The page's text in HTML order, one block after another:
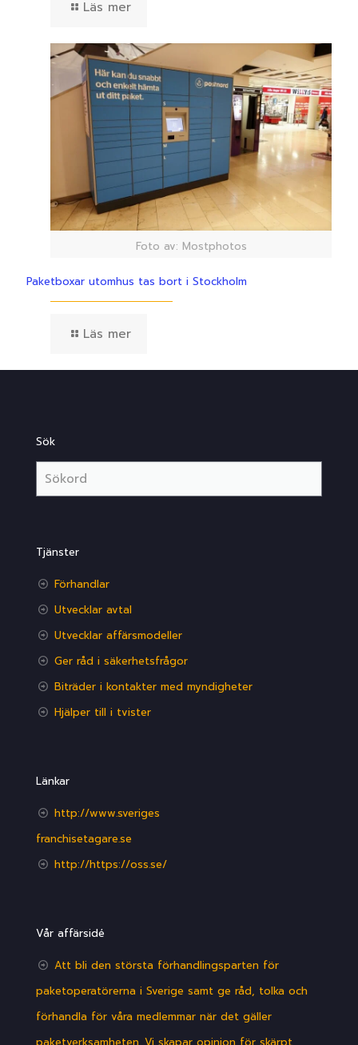
Läs mer
Foto av: Mostphotos
Paketboxar utomhus tas bort i Stockholm
Läs mer
Sök
Tjänster
Förhandlar
Utvecklar avtal
Utvecklar affärsmodeller
Ger råd i säkerhetsfrågor
Biträder i kontakter med myndigheter
Hjälper till i tvister
Länkar
http://www.sveriges
franchisetagare.se
http://https://oss.se/
Vår affärsidé
Att bli den största förhandlingsparten för
paketoperatörerna i Sverige samt ge råd, tolka och
förhandla för våra medlemmar när det gäller